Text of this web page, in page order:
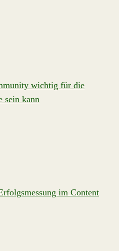
wichtig für die
sein kann
im Content